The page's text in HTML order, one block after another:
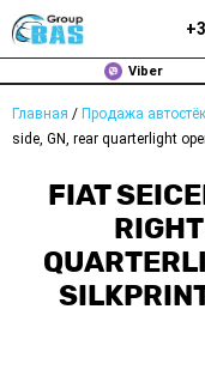
Viber
Главная / Продажа
side, GN, rear quarterlight
FIAT
ЗАМЕНА
ПРОДАЖА
ДОП. УСЛУГИ